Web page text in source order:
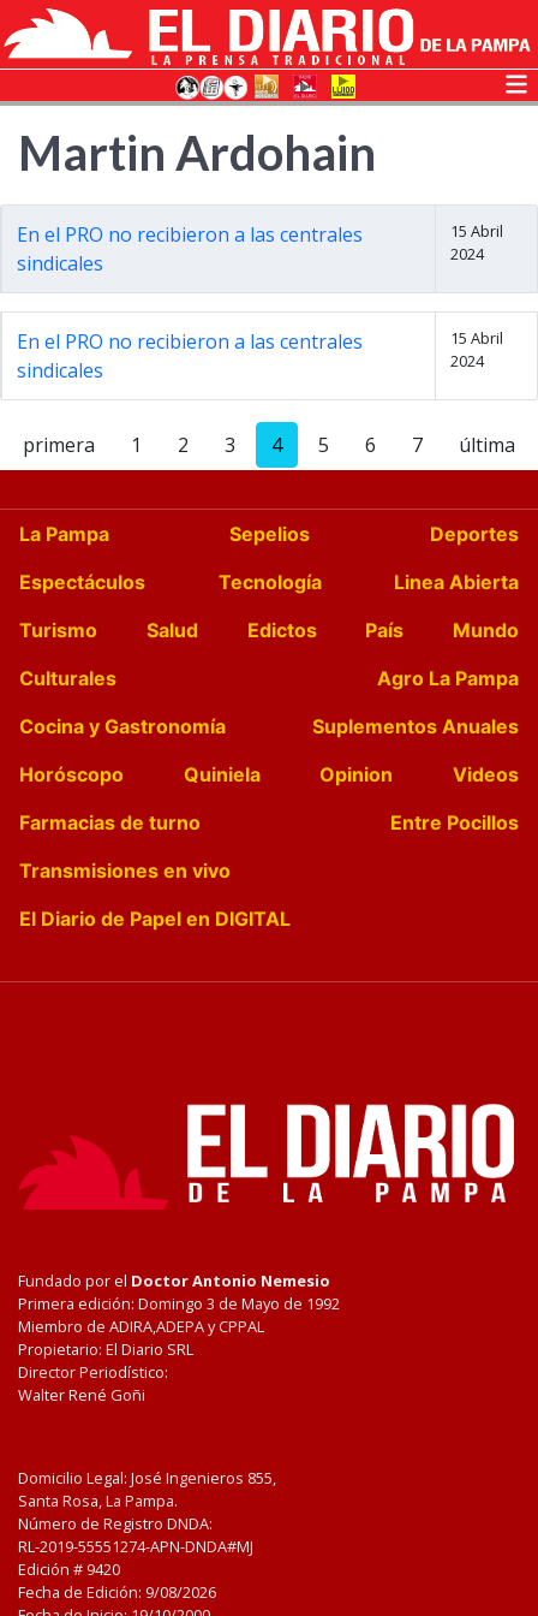
Martin Ardohain
En el PRO no recibieron a las centrales
sindicales
15 Abril
2024
En el PRO no recibieron a las centrales
sindicales
15 Abril
2024
primera 1 2 3 4 5 6 7 última
La Pampa Sepelios
Deportes
Espectáculos
Tecnología
Linea Abierta
Turismo
Salud Edictos País
Mundo
Culturales
Agro La Pampa
Cocina y Gastronomía
Suplementos Anuales
Horóscopo
Quiniela Opinion
Videos
Farmacias de turno
Entre Pocillos
Transmisiones en vivo
El Diario de Papel en DIGITAL
Fundado por el Doctor Antonio Nemesio
Primera edición: Domingo 3 de Mayo de 1992
Miembro de ADIRA,ADEPA y CPPAL
Propietario: El Diario SRL
Director Periodístico:
Walter René Goñi
Domicilio Legal: José Ingenieros 855,
Santa Rosa, La Pampa.
Número de Registro DNDA:
RL-2019-55551274-APN-DNDA#MJ
Edición # 9420
Fecha de Edición: 9/08/2026